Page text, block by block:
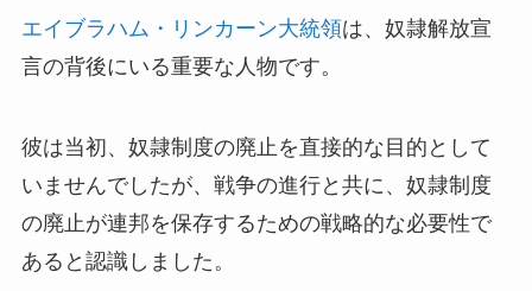
エイブラハム・リンカーン大統領は、奴隷解放宣
言の背後にいる重要な人物です。
彼は当初、奴隷制度の廃止を直接的な目的として
いませんでしたが、戦争の進行と共に、奴隷制度
の廃止が連邦を保存するための戦略的な必要性で
あると認識しました。